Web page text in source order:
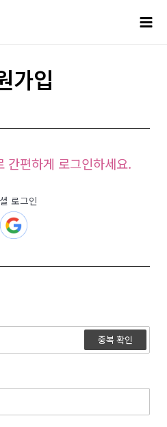
가입
간편하게 로그인하세요.
로그인
중복 확인